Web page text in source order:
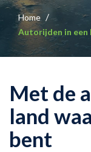
Home
Autorijden in een
Met de
land
bent